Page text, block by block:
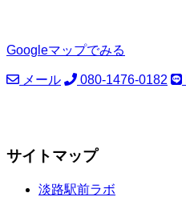
Googleマップでみる
メール 080-1476-0182
サイトマップ
淡路駅前ラボ